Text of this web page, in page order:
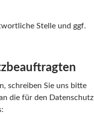
Stelle und ggf.
schreiben Sie uns bitte
die für den Datenschutz